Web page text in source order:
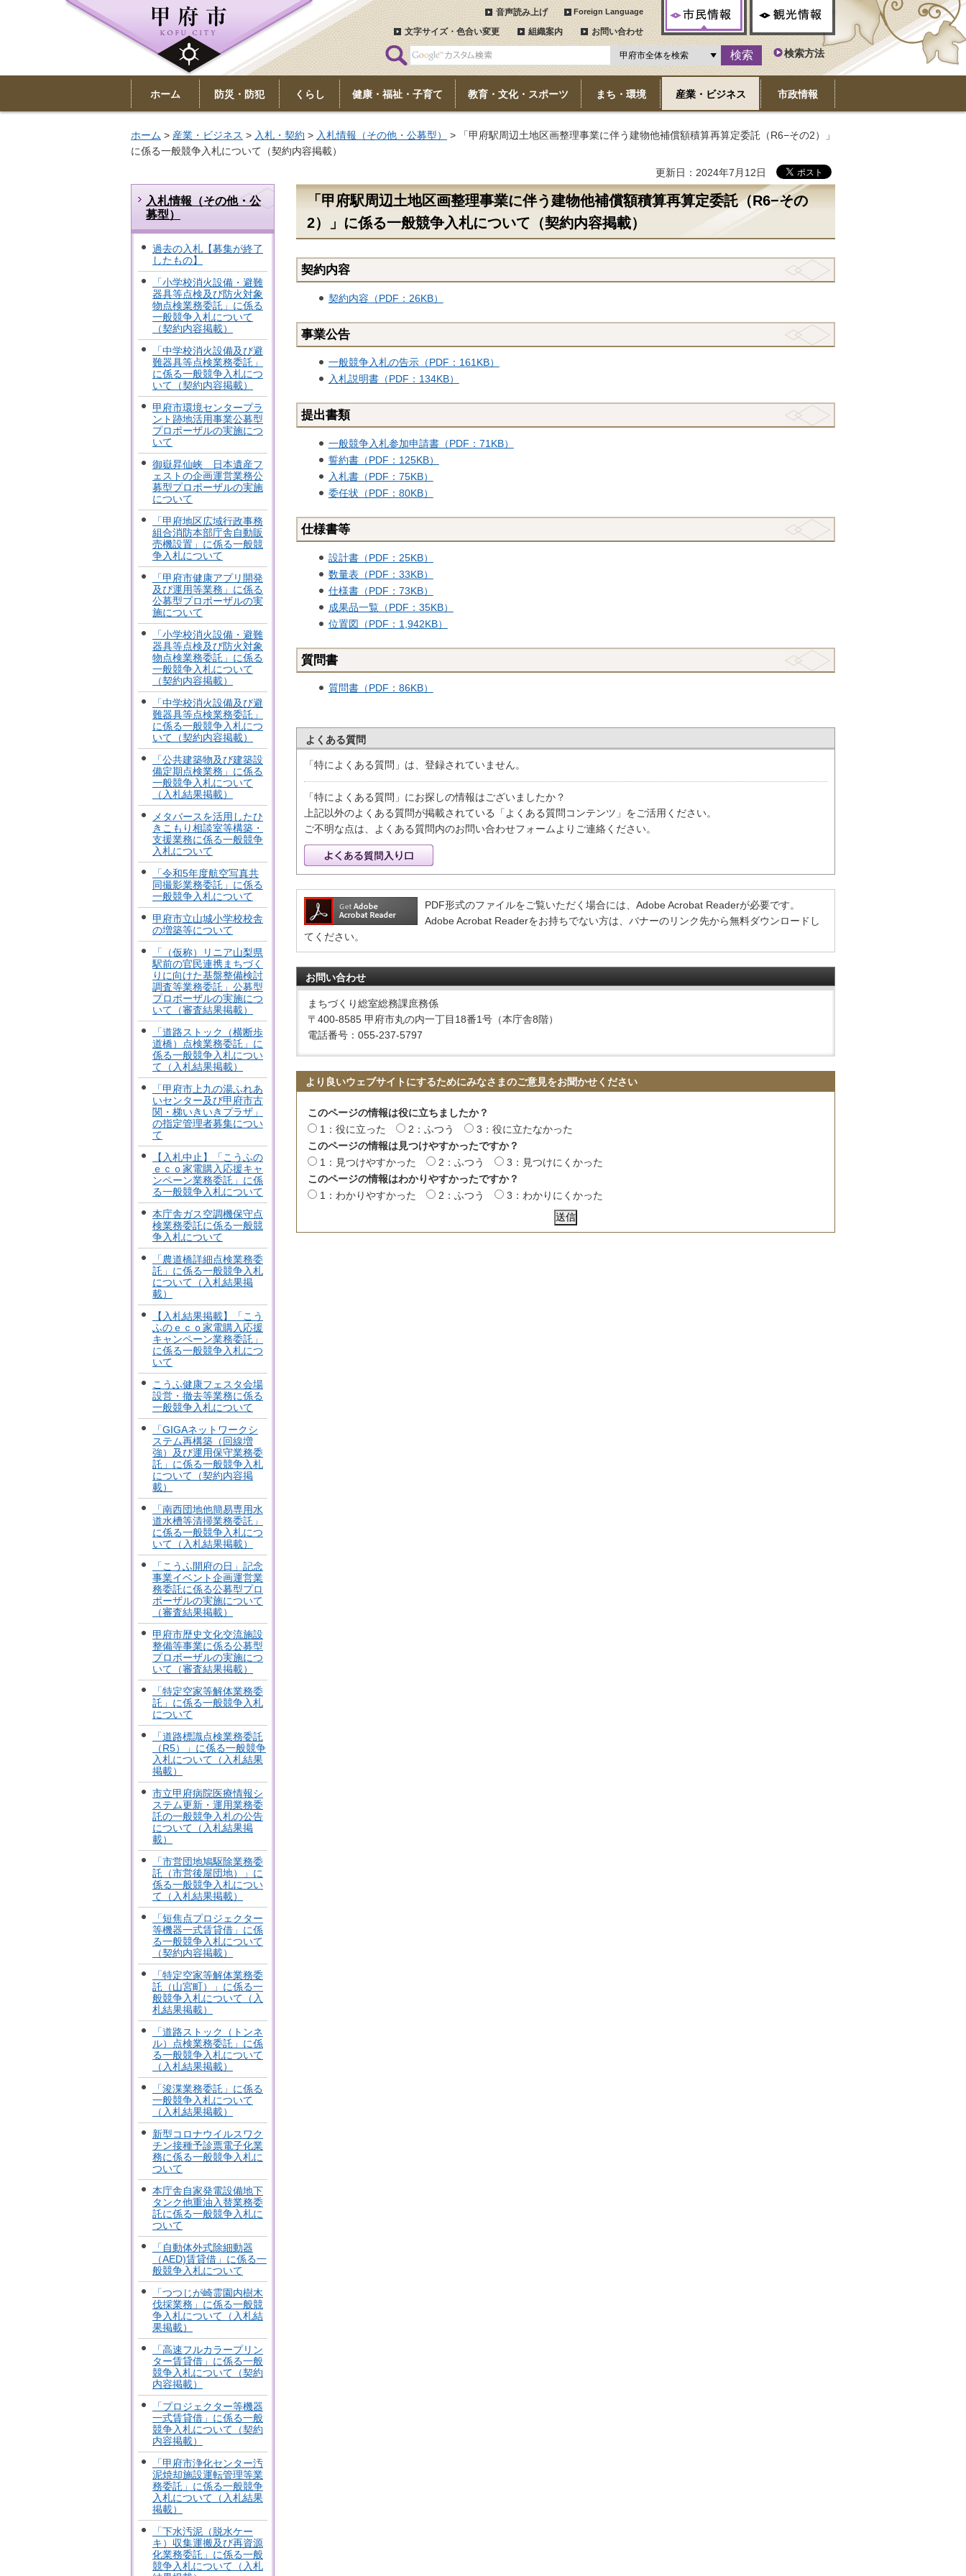
音声読み上げ Foreign Language
文字サイズ・色合い変更 組織案内 お問い合わせ
検索方法
ホーム 防災・防犯 くらし 健康・福祉・子育て 教育・文化・スポーツ まち・環境 産業・ビジネス 市政情報
ホーム > 産業・ビジネス > 入札・契約 > 入札情報（その他・公募型）
> 「甲府駅周辺土地区画整理事業に伴う建物他補償額積算再算定委託（R6−その2）」
に係る一般競争入札について（契約内容掲載）
更新日：2024年7月12日
入札情報（その他・公
募型）
過去の入札【募集が終了
したもの】
「小学校消火設備・避難
器具等点検及び防火対象
物点検業務委託」に係る
一般競争入札について
（契約内容掲載）
「中学校消火設備及び避
難器具等点検業務委託」
に係る一般競争入札につ
いて（契約内容掲載）
甲府市環境センタープラ
ント跡地活用事業公募型
プロポーザルの実施につ
いて
御嶽昇仙峡 日本遺産フ
ェストの企画運営業務公
募型プロポーザルの実施
について
「甲府地区広域行政事務
組合消防本部庁舎自動販
売機設置」に係る一般競
争入札について
「甲府市健康アプリ開発
及び運用等業務」に係る
公募型プロポーザルの実
施について
「小学校消火設備・避難
器具等点検及び防火対象
物点検業務委託」に係る
一般競争入札について
（契約内容掲載）
「中学校消火設備及び避
難器具等点検業務委託」
に係る一般競争入札につ
いて（契約内容掲載）
「公共建築物及び建築設
備定期点検業務」に係る
一般競争入札について
（入札結果掲載）
メタバースを活用したひ
きこもり相談室等構築・
支援業務に係る一般競争
入札について
「令和5年度航空写真共
同撮影業務委託」に係る
一般競争入札について
甲府市立山城小学校校舎
の増築等について
「（仮称）リニア山梨県
駅前の官民連携まちづく
りに向けた基盤整備検討
調査等業務委託」公募型
プロポーザルの実施につ
いて（審査結果掲載）
「道路ストック（横断歩
道橋）点検業務委託」に
係る一般競争入札につい
て（入札結果掲載）
「甲府市上九の湯ふれあ
いセンター及び甲府市古
関・梯いきいきプラザ」
の指定管理者募集につい
て
【入札中止】「こうふの
ｅｃｏ家電購入応援キャ
ンペーン業務委託」に係
る一般競争入札について
本庁舎ガス空調機保守点
検業務委託に係る一般競
争入札について
「農道橋詳細点検業務委
託」に係る一般競争入札
について（入札結果掲
載）
【入札結果掲載】「こう
ふのｅｃｏ家電購入応援
キャンペーン業務委託」
に係る一般競争入札につ
いて
こうふ健康フェスタ会場
設営・撤去等業務に係る
一般競争入札について
「GIGAネットワークシ
ステム再構築（回線増
強）及び運用保守業務委
託」に係る一般競争入札
について（契約内容掲
載）
「南西団地他簡易専用水
道水槽等清掃業務委託」
に係る一般競争入札につ
いて（入札結果掲載）
「こうふ開府の日」記念
事業イベント企画運営業
務委託に係る公募型プロ
ポーザルの実施について
（審査結果掲載）
甲府市歴史文化交流施設
整備等事業に係る公募型
プロポーザルの実施につ
いて（審査結果掲載）
「特定空家等解体業務委
託」に係る一般競争入札
について
「道路標識点検業務委託
（R5）」に係る一般競争
入札について（入札結果
掲載）
市立甲府病院医療情報シ
ステム更新・運用業務委
託の一般競争入札の公告
について（入札結果掲
載）
「市営団地鳩駆除業務委
託（市営後屋団地）」に
係る一般競争入札につい
て（入札結果掲載）
「短焦点プロジェクター
等機器一式賃貸借」に係
る一般競争入札について
（契約内容掲載）
「特定空家等解体業務委
託（山宮町）」に係る一
般競争入札について（入
札結果掲載）
「道路ストック（トンネ
ル）点検業務委託」に係
る一般競争入札について
（入札結果掲載）
「浚渫業務委託」に係る
一般競争入札について
（入札結果掲載）
新型コロナウイルスワク
チン接種予診票電子化業
務に係る一般競争入札に
ついて
本庁舎自家発電設備地下
タンク他重油入替業務委
託に係る一般競争入札に
ついて
「自動体外式除細動器
（AED)賃貸借」に係る一
般競争入札について
「つつじが崎霊園内樹木
伐採業務」に係る一般競
争入札について（入札結
果掲載）
「高速フルカラープリン
ター賃貸借」に係る一般
競争入札について（契約
内容掲載）
「プロジェクター等機器
一式賃貸借」に係る一般
競争入札について（契約
内容掲載）
「甲府市浄化センター汚
泥焼却施設運転管理等業
務委託」に係る一般競争
入札について（入札結果
掲載）
「下水汚泥（脱水ケー
キ）収集運搬及び再資源
化業務委託」に係る一般
競争入札について（入札
「甲府駅周辺土地区画整理事業に伴う建物他補償額積算再算定委託（R6−その
2）」に係る一般競争入札について（契約内容掲載）
契約内容
契約内容（PDF：26KB）
事業公告
一般競争入札の告示（PDF：161KB）
入札説明書（PDF：134KB）
提出書類
一般競争入札参加申請書（PDF：71KB）
誓約書（PDF：125KB）
入札書（PDF：75KB）
委任状（PDF：80KB）
仕様書等
設計書（PDF：25KB）
数量表（PDF：33KB）
仕様書（PDF：73KB）
成果品一覧（PDF：35KB）
位置図（PDF：1,942KB）
質問書
質問書（PDF：86KB）
よくある質問
「特によくある質問」は、登録されていません。
「特によくある質問」にお探しの情報はございましたか？
上記以外のよくある質問が掲載されている「よくある質問コンテンツ」をご活用ください。
ご不明な点は、よくある質問内のお問い合わせフォームよりご連絡ください。
PDF形式のファイルをご覧いただく場合には、Adobe Acrobat Readerが必要です。
Adobe Acrobat Readerをお持ちでない方は、バナーのリンク先から無料ダウンロードし
てください。
お問い合わせ
まちづくり総室総務課庶務係
〒400-8585 甲府市丸の内一丁目18番1号（本庁舎8階）
電話番号：055-237-5797
より良いウェブサイトにするためにみなさまのご意見をお聞かせください
このページの情報は役に立ちましたか？
1：役に立った
2：ふつう
3：役に立たなかった
このページの情報は見つけやすかったですか？
1：見つけやすかった
2：ふつう
3：見つけにくかった
このページの情報はわかりやすかったですか？
1：わかりやすかった
2：ふつう 3：わかりにくかった